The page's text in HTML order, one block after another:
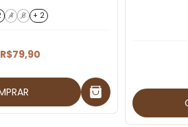
4 6 + 2
R$79,90